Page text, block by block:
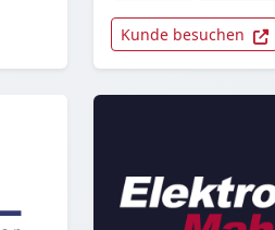
Kunde besuchen